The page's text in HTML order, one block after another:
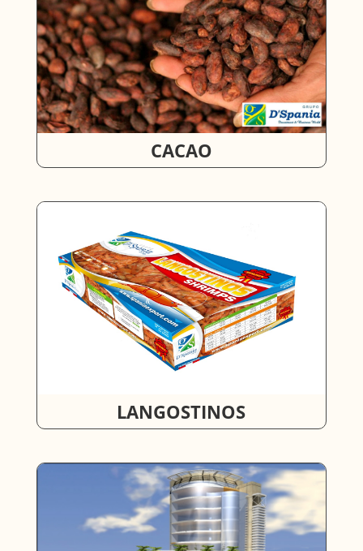
CACAO
LANGOSTINOS